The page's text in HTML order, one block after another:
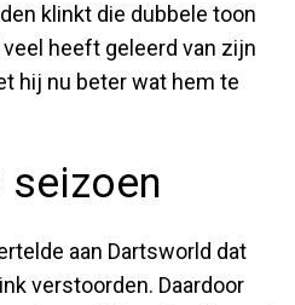
klinkt die dubbele toon
heeft geleerd van zijn
hij nu beter wat hem te
aan Dartsworld dat
verstoorden. Daardoor